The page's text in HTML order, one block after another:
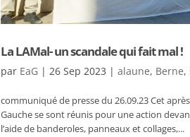
La LAMal- un scandale qui fait mal !
par EaG | 26 Sep 2023 | alaune, Berne,
communiqué de presse du 26.09.23 Cet
Gauche se sont réunis pour une action
l’aide de banderoles, panneaux et collages,...